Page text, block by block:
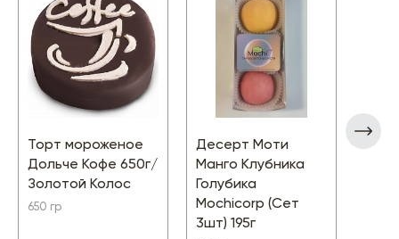
Торт мороженое
Дольче Кофе 650г/
Золотой Колос
650 гр
Десерт Моти
Манго Клубника
Голубика
Mochiсorp (Сет
3шт) 195г